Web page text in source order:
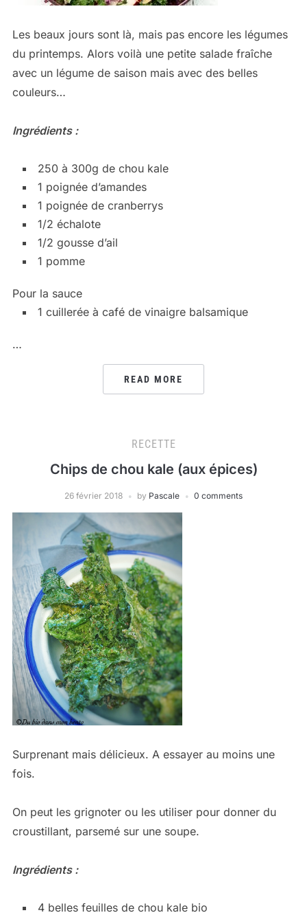
Les beaux jours sont là, mais pas encore les légumes
du printemps. Alors voilà une petite salade fraîche
avec un légume de saison mais avec des belles
couleurs…
Ingrédients :
250 à 300g de chou kale
1 poignée d’amandes
1 poignée de cranberrys
1/2 échalote
1/2 gousse d’ail
1 pomme
Pour la sauce
1 cuillerée à café de vinaigre balsamique
…
READ MORE
RECETTE
Chips de chou kale (aux épices)
26 février 2018 by Pascale 0 comments
Surprenant mais délicieux. A essayer au moins une
fois.
On peut les grignoter ou les utiliser pour donner du
croustillant, parsemé sur une soupe.
Ingrédients :
4 belles feuilles de chou kale bio